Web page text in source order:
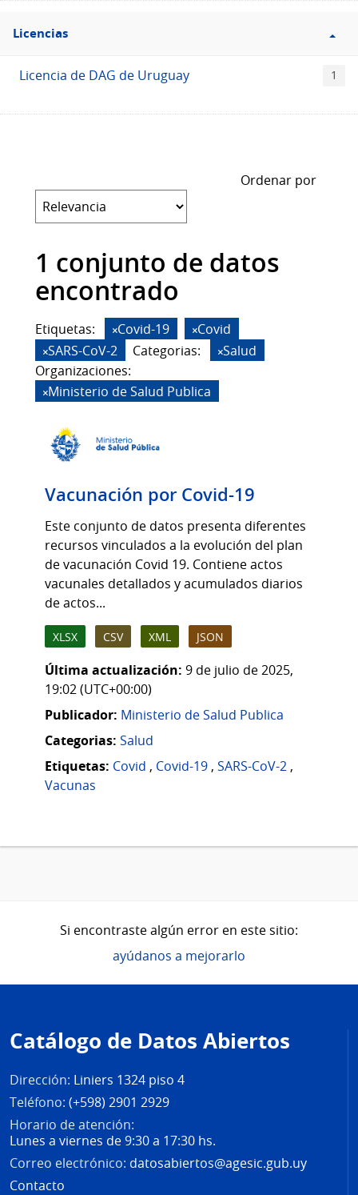
Filtro
Licencias
Licencias
Licencia de DAG de Uruguay 1
Ordenar por
1 conjunto de datos
encontrado
Etiquetas: Covid-19
Covid
SARS-CoV-2
Categorias:
Salud
Organizaciones:
Ministerio de Salud Publica
Vacunación por Covid-19
Este conjunto de datos presenta diferentes
recursos vinculados a la evolución del plan
de vacunación Covid 19. Contiene actos
vacunales detallados y acumulados diarios
de actos...
XLSX CSV XML JSON
Última actualización: 9 de julio de 2025,
19:02 (UTC+00:00)
Publicador: Ministerio de Salud Publica
Categorias: Salud
Etiquetas: Covid , Covid-19 , SARS-CoV-2 ,
Vacunas
Si encontraste algún error en este sitio:
ayúdanos a mejorarlo
de
página
Catálogo de Datos Abiertos
Dirección: Liniers 1324 piso 4
Teléfono: (+598) 2901 2929
Horario de atención:
Lunes a viernes de 9:30 a 17:30 hs.
Correo electrónico: datosabiertos@agesic.gub.uy
Contacto